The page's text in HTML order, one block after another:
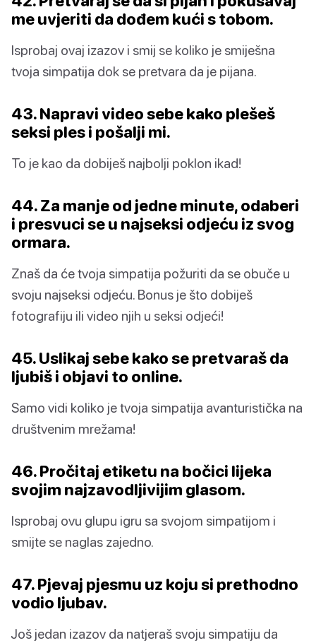
me uvjeriti da dođem kući s tobom.
Isprobaj ovaj izazov i smij se koliko je smiješna
tvoja simpatija dok se pretvara da je pijana.
43. Napravi video sebe kako plešeš
seksi ples i pošalji mi.
To je kao da dobiješ najbolji poklon ikad!
44. Za manje od jedne minute, odaberi
i presvuci se u najseksi odjeću iz svog
ormara.
Znaš da će tvoja simpatija požuriti da se obuče u
svoju najseksi odjeću. Bonus je što dobiješ
fotografiju ili video njih u seksi odjeći!
45. Uslikaj sebe kako se pretvaraš da
ljubiš i objavi to online.
Samo vidi koliko je tvoja simpatija avanturistička na
društvenim mrežama!
46. Pročitaj etiketu na bočici lijeka
svojim najzavodljivijim glasom.
Isprobaj ovu glupu igru sa svojom simpatijom i
smijte se naglas zajedno.
47. Pjevaj pjesmu uz koju si prethodno
vodio ljubav.
Još jedan izazov da natjeraš svoju simpatiju da